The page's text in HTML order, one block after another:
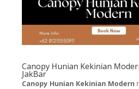
Canopy Hunian Kekinian
JakBar
Canopy Hunian Kekinian Modern